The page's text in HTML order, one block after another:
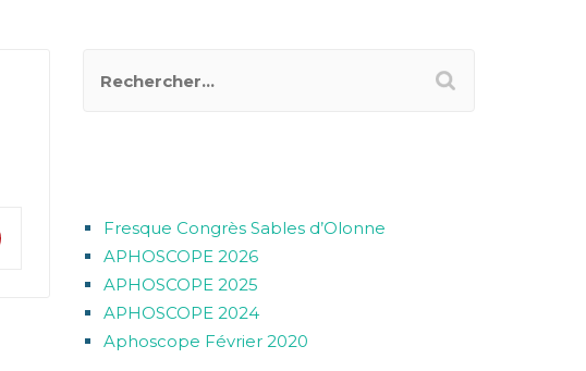
Fresque Congrès Sables d’Olonne
APHOSCOPE 2026
APHOSCOPE 2025
APHOSCOPE 2024
Aphoscope Février 2020